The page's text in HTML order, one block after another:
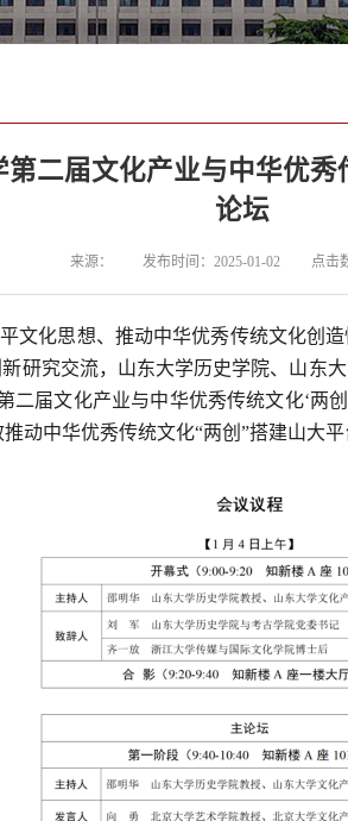
二届文化产业与中华优秀
论坛
来源： 发布时间：2025-01-02 点击
文化思想、推动中华优秀传统文化创
研究交流，山东大学历史学院、山东
二届文化产业与中华优秀传统文化‘两
动中华优秀传统文化“两创”搭建山大